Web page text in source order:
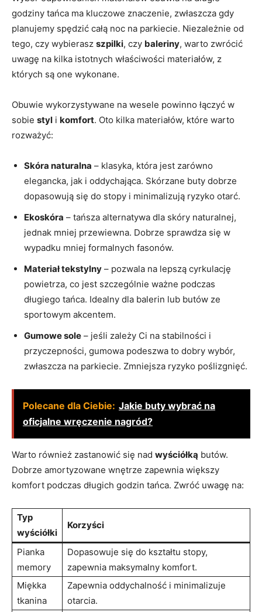
godziny tańca ma kluczowe znaczenie, zwłaszcza gdy
planujemy spędzić całą noc na parkiecie. Niezależnie od
tego, czy wybierasz szpilki, czy baleriny, warto zwrócić
uwagę na kilka istotnych właściwości materiałów, z
których są one wykonane.
Obuwie wykorzystywane na wesele powinno łączyć w
sobie styl i komfort. Oto kilka materiałów, które warto
rozważyć:
Skóra naturalna – klasyka, która jest zarówno
elegancka, jak i oddychająca. Skórzane buty dobrze
dopasowują się do stopy i minimalizują ryzyko otarć.
Ekoskóra – tańsza alternatywa dla skóry naturalnej,
jednak mniej przewiewna. Dobrze sprawdza się w
wypadku mniej formalnych fasonów.
Materiał tekstylny – pozwala na lepszą cyrkulację
powietrza, co jest szczególnie ważne podczas
długiego tańca. Idealny dla balerin lub butów ze
sportowym akcentem.
Gumowe sole – jeśli zależy Ci na stabilności i
przyczepności, gumowa podeszwa to dobry wybór,
zwłaszcza na parkiecie. Zmniejsza ryzyko poślizgnięć.
Polecane dla Ciebie: Jakie buty wybrać na
oficjalne wręczenie nagród?
Warto również zastanowić się nad wyściółką butów.
Dobrze amortyzowane wnętrze zapewnia większy
komfort podczas długich godzin tańca. Zwróć uwagę na:
Typ
wyściółki
Korzyści
Pianka
memory
Dopasowuje się do kształtu stopy,
zapewnia maksymalny komfort.
Miękka
tkanina
Zapewnia oddychalność i minimalizuje
otarcia.